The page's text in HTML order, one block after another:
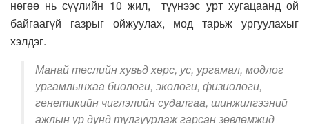
нөгөө нь сүүлийн 10 жил, түүнээс урт хугацаанд ой
байгаагүй газрыг ойжуулах, мод тарьж ургуулахыг
хэлдэг.
Манай төслийн хувьд хөрс, ус, ургамал, модлог
ургамлынхаа биологи, экологи, физиологи,
генетикийн чиглэлийн судалгаа, шинжилгээний
ажлын үр дүнд тулгуурлаж гарсан зөвлөмжид